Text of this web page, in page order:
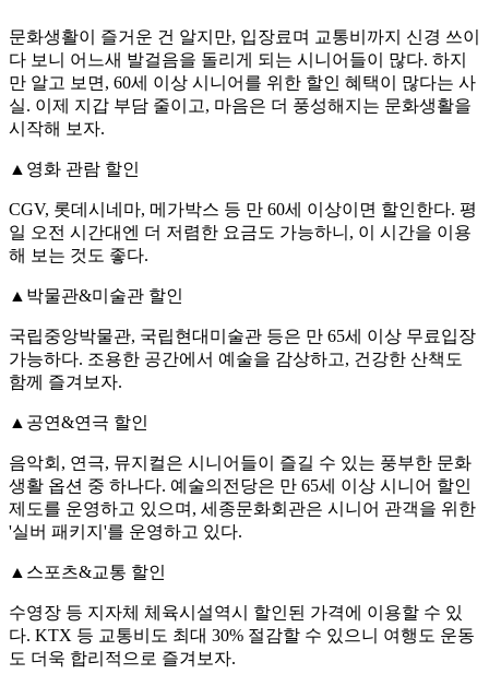
문화생활이 즐거운 건 알지만, 입장료며 교통비까지 신경 쓰이
다 보니 어느새 발걸음을 돌리게 되는 시니어들이 많다. 하지
만 알고 보면, 60세 이상 시니어를 위한 할인 혜택이 많다는 사
실. 이제 지갑 부담 줄이고, 마음은 더 풍성해지는 문화생활을
시작해 보자.
▲영화 관람 할인
CGV, 롯데시네마, 메가박스 등 만 60세 이상이면 할인한다. 평
일 오전 시간대엔 더 저렴한 요금도 가능하니, 이 시간을 이용
해 보는 것도 좋다.
▲박물관&미술관 할인
국립중앙박물관, 국립현대미술관 등은 만 65세 이상 무료입장
가능하다. 조용한 공간에서 예술을 감상하고, 건강한 산책도
함께 즐겨보자.
▲공연&연극 할인
음악회, 연극, 뮤지컬은 시니어들이 즐길 수 있는 풍부한 문화
생활 옵션 중 하나다. 예술의전당은 만 65세 이상 시니어 할인
제도를 운영하고 있으며, 세종문화회관은 시니어 관객을 위한
'실버 패키지'를 운영하고 있다.
▲스포츠&교통 할인
수영장 등 지자체 체육시설역시 할인된 가격에 이용할 수 있
다. KTX 등 교통비도 최대 30% 절감할 수 있으니 여행도 운동
도 더욱 합리적으로 즐겨보자.